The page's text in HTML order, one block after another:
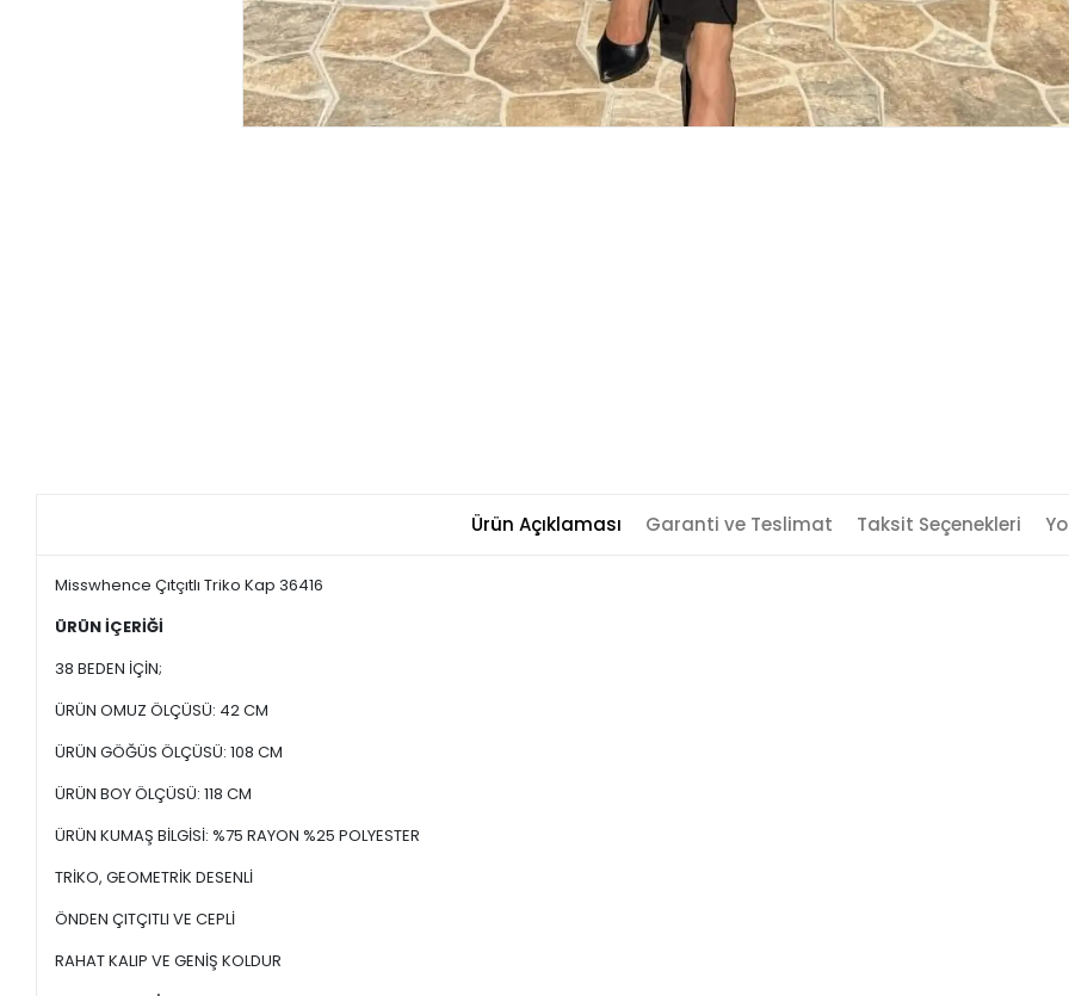
Ürün Açıklaması Garanti ve Teslimat Taksit Seçenekleri
Misswhence Çıtçıtlı Triko Kap 36416
ÜRÜN İÇERİĞİ
38 BEDEN İÇİN;
ÜRÜN OMUZ ÖLÇÜSÜ: 42 CM
ÜRÜN GÖĞÜS ÖLÇÜSÜ: 108 CM
ÜRÜN BOY ÖLÇÜSÜ: 118 CM
ÜRÜN KUMAŞ BİLGİSİ: %75 RAYON %25 POLYESTER
TRİKO, GEOMETRİK DESENLİ
ÖNDEN ÇITÇITLI VE CEPLİ
RAHAT KALIP VE GENİŞ KOLDUR